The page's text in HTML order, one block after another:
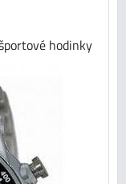
hodinky